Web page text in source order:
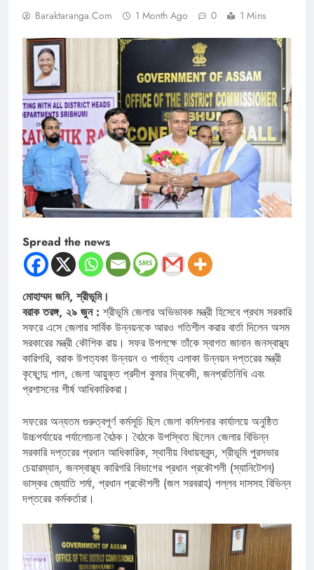
Baraktaranga.com 1 Month Ago 0 1 Mins
Spread the news
মোহাম্মদ জনি, শ্রীভূমি।
বরাক তরঙ্গ, ২৯ জুন :শ্রীভূমি জেলার অভিভাবক মন্ত্রী হিসেবে প্রথম সরকারি
সফরে এসে জেলার সার্বিক উন্নয়নকে আরও গতিশীল করার বার্তা দিলেন অসম
সরকারের মন্ত্রী কৌশিক রায়। সফর উপলক্ষে তাঁকে স্বাগত জানান জনস্বাস্থ্য
কারিগরি, বরাক উপত্যকা উন্নয়ন ও পার্বত্য এলাকা উন্নয়ন দপ্তরের মন্ত্রী
কৃষ্ণেন্দু পাল, জেলা আয়ুক্ত প্রদীপ কুমার দ্বিবেদী, জনপ্রতিনিধি এবং
প্রশাসনের শীর্ষ আধিকারিকরা।
সফরের অন্যতম গুরুত্বপূর্ণ কর্মসূচি ছিল জেলা কমিশনার কার্যালয়ে অনুষ্ঠিত
উচ্চপর্যায়ের পর্যালোচনা বৈঠক। বৈঠকে উপস্থিত ছিলেন জেলার বিভিন্ন
সরকারি দপ্তরের প্রধান আধিকারিক, স্থানীয় বিধায়কবৃন্দ, শ্রীভূমি পুরসভার
চেয়ারম্যান, জনস্বাস্থ্য কারিগরি বিভাগের প্রধান প্রকৌশলী (স্যানিটেশন)
ভাস্কর জ্যোতি শর্মা, প্রধান প্রকৌশলী (জল সরবরাহ) পল্লব দাসসহ বিভিন্ন
দপ্তরের কর্মকর্তারা।